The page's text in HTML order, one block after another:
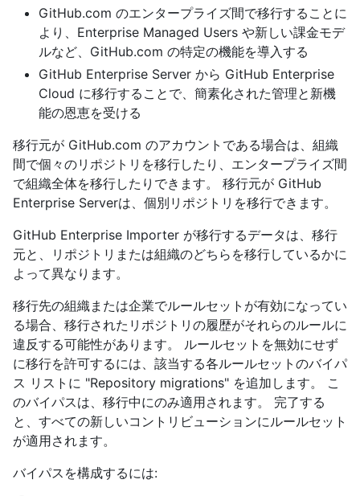
GitHub.com のエンタープライズ間で移行することに
より、Enterprise Managed Users や新しい課金モデ
ルなど、GitHub.com の特定の機能を導入する
GitHub Enterprise Server から GitHub Enterprise
Cloud に移行することで、簡素化された管理と新機
能の恩恵を受ける
移行元が GitHub.com のアカウントである場合は、組織
間で個々のリポジトリを移行したり、エンタープライズ間
で組織全体を移行したりできます。 移行元が GitHub
Enterprise Serverは、個別リポジトリを移行できます。
GitHub Enterprise Importer が移行するデータは、移行
元と、リポジトリまたは組織のどちらを移行しているかに
よって異なります。
移行先の組織または企業でルールセットが有効になってい
る場合、移行されたリポジトリの履歴がそれらのルールに
違反する可能性があります。 ルールセットを無効にせず
に移行を許可するには、該当する各ルールセットのバイパ
ス リストに "Repository migrations" を追加します。 こ
のバイパスは、移行中にのみ適用されます。 完了する
と、すべての新しいコントリビューションにルールセット
が適用されます。
バイパスを構成するには: